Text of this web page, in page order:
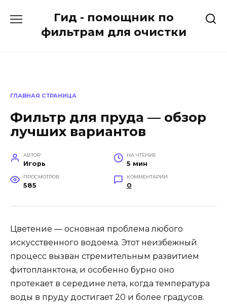
содержанию
Гид - помощник по
фильтрам для очистки
ГЛАВНАЯ СТРАНИЦА
Фильтр для пруда — обзор
лучших вариантов
АВТОР
Игорь
НА ЧТЕНИЕ
5 мин
ПРОСМОТРОВ
585
КОММЕНТАРИИ
0
Цветение — основная проблема любого
искусственного водоема. Этот неизбежный
процесс вызван стремительным развитием
фитопланктона, и особенно бурно оно
протекает в середине лета, когда температура
воды в пруду достигает 20 и более градусов.